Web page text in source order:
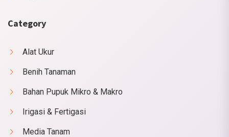
Category
Alat Ukur
Benih Tanaman
Bahan Pupuk Mikro & Makro
Irigasi & Fertigasi
Media Tanam